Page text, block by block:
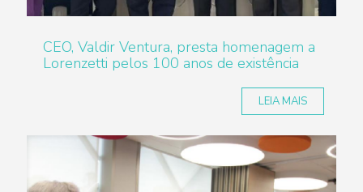
CEO, Valdir Ventura, presta homenagem a
Lorenzetti pelos 100 anos de existência
LEIA MAIS